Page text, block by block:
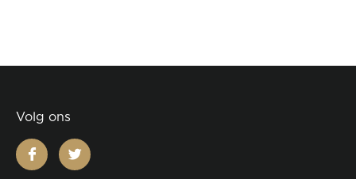
Volg ons
facebooktwitter